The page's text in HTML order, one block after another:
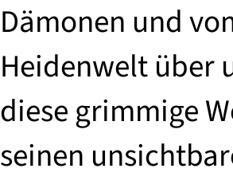
Dämonen und
Heidenwelt über
diese grimmige
seinen